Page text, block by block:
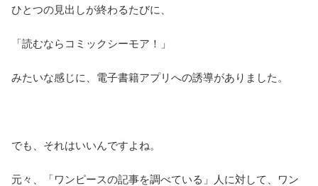
ひとつの見出しが終わるたびに、
「読むならコミックシーモア！」
みたいな感じに、電子書籍アプリへの誘導がありました。
でも、それはいいんですよね。
元々、「ワンピースの記事を調べている」人に対して、ワン